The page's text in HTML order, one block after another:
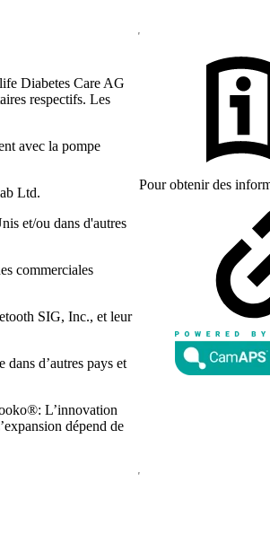
Diabetes Care AG
respectifs. Les
avec la pompe
Ltd.
et/ou dans d'autres
commerciales
SIG, Inc., et leur
d’autres pays et
L’innovation
dépend de
Pour obtenir des